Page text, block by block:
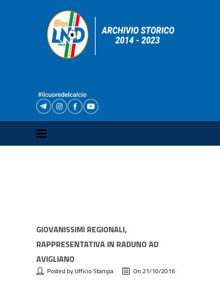
GIOVANISSIMI REGIONALI,
RAPPRESENTATIVA IN RADUNO AD
AVIGLIANO
Posted by Ufficio Stampa On 21/10/2016